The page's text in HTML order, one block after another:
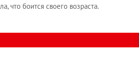
что боится своего возраста.